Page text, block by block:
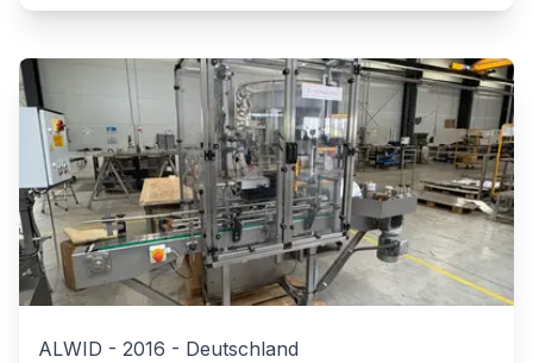
ALWID - 2016 - Deutschland